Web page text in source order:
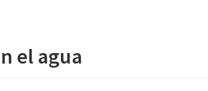
el agua